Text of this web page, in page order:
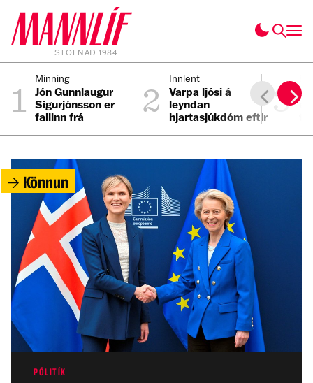
STOFNAÐ 1984
1 Minning
Jón Gunnlaugur
Sigurjónsson er
fallinn frá
2 Innlent
Varpa ljósi á
leyndan
hjartasjúkdóm eftir 3
Könnun
PÓLITÍK